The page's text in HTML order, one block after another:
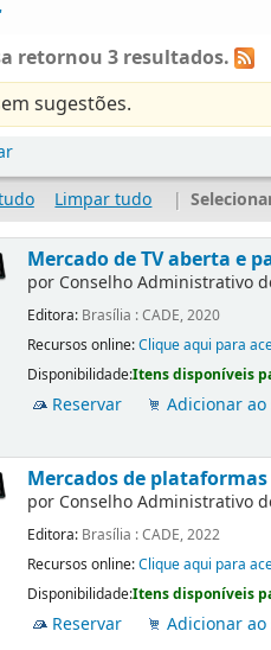
retornou 3 resultados.
sugestões.
Limpar tudo |
Mercado de TV aberta e
por Conselho Administrativo
Editora: Brasília : CADE, 2020
Recursos online:Clique aqui para
Disponibilidade:Itens disponíveis
Reservar Adicionar
Mercados de
por Conselho Administrativo
Editora: Brasília : CADE, 2022
Recursos online:Clique aqui para
Disponibilidade:Itens disponíveis
Reservar Adicionar